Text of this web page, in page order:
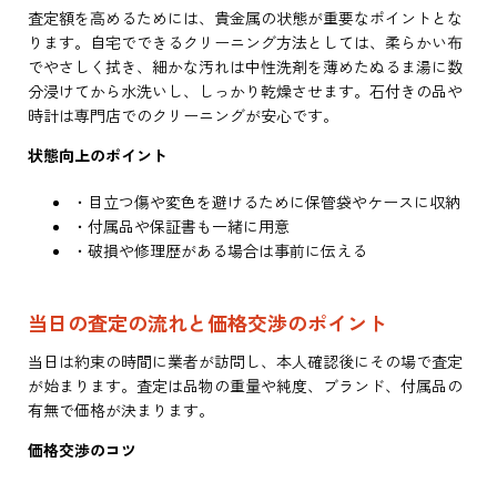
査定額を高めるためには、貴金属の状態が重要なポイントとな
ります。自宅でできるクリーニング方法としては、柔らかい布
でやさしく拭き、細かな汚れは中性洗剤を薄めたぬるま湯に数
分浸けてから水洗いし、しっかり乾燥させます。石付きの品や
時計は専門店でのクリーニングが安心です。
状態向上のポイント
・目立つ傷や変色を避けるために保管袋やケースに収納
・付属品や保証書も一緒に用意
・破損や修理歴がある場合は事前に伝える
当日の査定の流れと価格交渉のポイント
当日は約束の時間に業者が訪問し、本人確認後にその場で査定
が始まります。査定は品物の重量や純度、ブランド、付属品の
有無で価格が決まります。
価格交渉のコツ